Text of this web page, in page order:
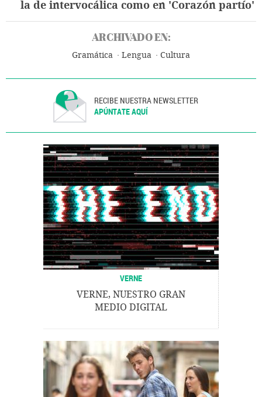
la de intervocálica como en 'Corazón partío'
ARCHIVADO EN:
Gramática Lengua Cultura
RECIBE NUESTRA NEWSLETTER
APÚNTATE AQUÍ
VERNE
VERNE, NUESTRO GRAN
MEDIO DIGITAL